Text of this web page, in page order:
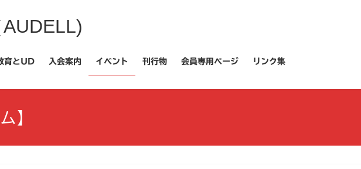
育とUD 入会案内 イベント 刊行物 会員専用ページ リンク集
】